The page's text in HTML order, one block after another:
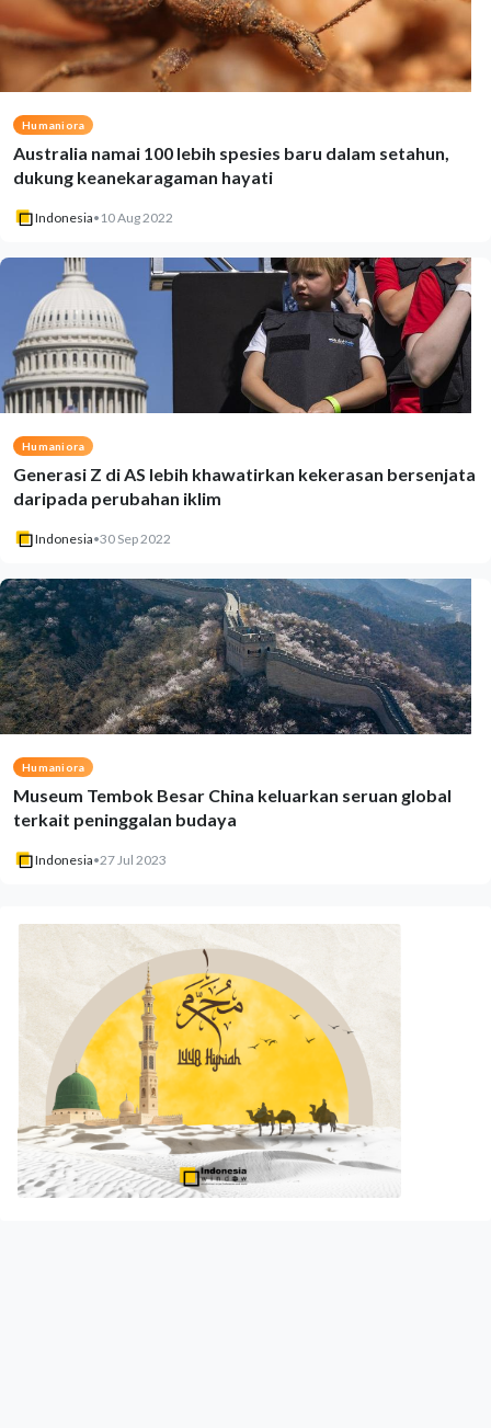
Humaniora
Australia namai 100 lebih spesies baru dalam setahun,
dukung keanekaragaman hayati
Indonesia• 10 Aug 2022
Humaniora
Generasi Z di AS lebih khawatirkan kekerasan bersenjata
daripada perubahan iklim
Indonesia•30 Sep 2022
Humaniora
Museum Tembok Besar China keluarkan seruan global
terkait peninggalan budaya
Indonesia•27 Jul 2023